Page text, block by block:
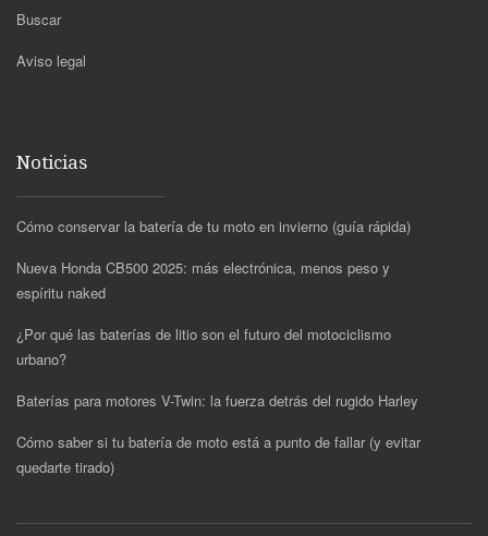
Buscar
Aviso legal
Noticias
Cómo conservar la batería de tu moto en invierno (guía rápida)
Nueva Honda CB500 2025: más electrónica, menos peso y
espíritu naked
¿Por qué las baterías de litio son el futuro del motociclismo
urbano?
Baterías para motores V-Twin: la fuerza detrás del rugido Harley
Cómo saber si tu batería de moto está a punto de fallar (y evitar
quedarte tirado)